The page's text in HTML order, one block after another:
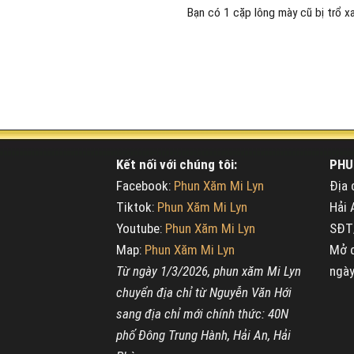
Bạn có 1 cặp lông mày cũ bị trổ
Kết nối với chúng tôi:
Facebook: Phun Xăm Mi Lyn
Tiktok: Phun Xăm Mi Lyn
Youtube: Phun Xăm Mi Lyn
Map: Phun Xăm Mi Lyn
Từ ngày 1/3/2026, phun xăm Mi Lyn
chuyển địa chỉ từ Nguyễn Văn Hới
sang địa chỉ mới chính thức: 40N
phố Đông Trung Hành, Hải An, Hải
Địa
Hải
Mở